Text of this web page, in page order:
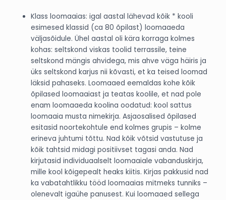
Klass loomaaias: igal aastal lähevad kõik * kooli
esimesed klassid (ca 80 õpilast) loomaaeda
väljasõidule. Ühel aastal oli kära korraga kolmes
kohas: seltskond viskas toolid terrassile, teine
seltskond mängis ahvidega, mis ahve väga häiris ja
üks seltskond karjus nii kõvasti, et ka teised loomad
läksid pahaseks. Loomaaed eemaldas kohe kõik
õpilased loomaaiast ja teatas koolile, et nad pole
enam loomaaeda koolina oodatud: kool sattus
loomaaia musta nimekirja. Asjaosalised õpilased
esitasid noortekohtule end kolmes grupis – kolme
erineva juhtumi tõttu. Nad kõik võtsid vastutuse ja
kõik tahtsid midagi positiivset tagasi anda. Nad
kirjutasid individuaalselt loomaaiale vabanduskirja,
mille kool kõigepealt heaks kiitis. Kirjas pakkusid nad
ka vabatahtlikku tööd loomaaias mitmeks tunniks –
olenevalt igaühe panusest. Kui loomaaed sellega